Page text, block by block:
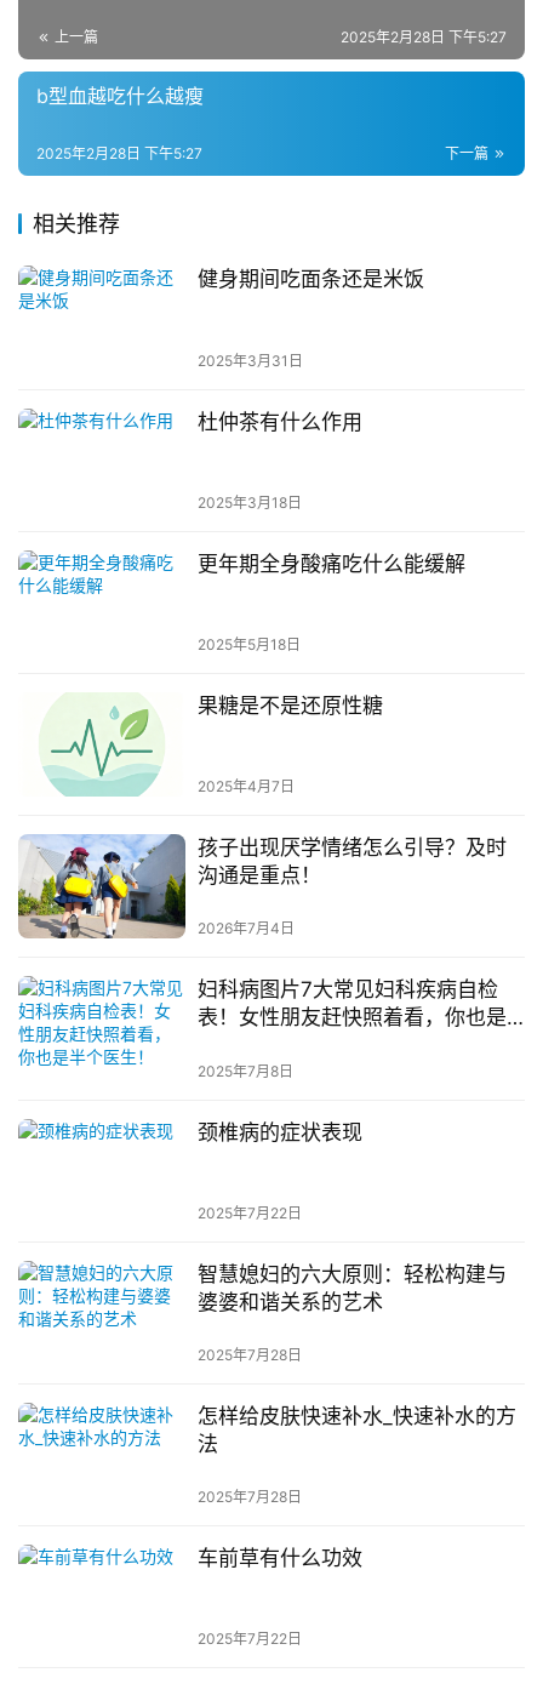
上一篇 2025年2月28日 下午5:27
b型血越吃什么越瘦
下一篇
2025年2月28日 下午5:27
相关推荐
健身期间吃面条还是米饭
2025年3月31日
杜仲茶有什么作用
2025年3月18日
更年期全身酸痛吃什么能缓解
2025年5月18日
果糖是不是还原性糖
2025年4月7日
孩子出现厌学情绪怎么引导？及时
沟通是重点！
2026年7月4日
妇科病图片7大常见妇科疾病自检
表！女性朋友赶快照着看，你也是
2025年7月8日
颈椎病的症状表现
2025年7月22日
智慧媳妇的六大原则：轻松构建与
婆婆和谐关系的艺术
2025年7月28日
怎样给皮肤快速补水_快速补水的方
法
2025年7月28日
车前草有什么功效
2025年7月22日